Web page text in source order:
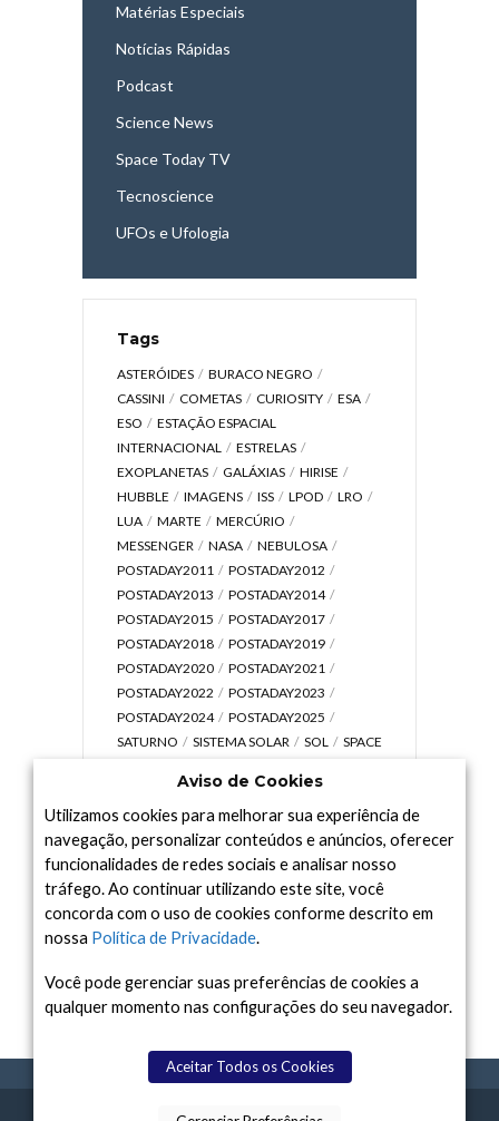
Matérias Especiais
Notícias Rápidas
Podcast
Science News
Space Today TV
Tecnoscience
UFOs e Ufologia
Tags
ASTERÓIDES
BURACO NEGRO
CASSINI
COMETAS CURIOSITY
ESA
ESO
ESTAÇÃO ESPACIAL
INTERNACIONAL
ESTRELAS
EXOPLANETAS
GALÁXIAS
HIRISE
HUBBLE
IMAGENS ISS LPOD
LRO
LUA
MARTE
MERCÚRIO
MESSENGER
NASA
NEBULOSA
POSTADAY2011
POSTADAY2012
POSTADAY2013
POSTADAY2014
POSTADAY2015
POSTADAY2017
POSTADAY2018
POSTADAY2019
POSTADAY2020
POSTADAY2021
POSTADAY2022
POSTADAY2023
POSTADAY2024
POSTADAY2025
SATURNO
SISTEMA SOLAR SOL
SPACE
UNIVERSO
VÍDEO
Arquivo
Arquivo
Aviso de Cookies
Utilizamos cookies para melhorar sua experiência de
navegação, personalizar conteúdos e anúncios, oferecer
funcionalidades de redes sociais e analisar nosso
tráfego. Ao continuar utilizando este site, você
concorda com o uso de cookies conforme descrito em
nossa Política de Privacidade.
Você pode gerenciar suas preferências de cookies a
qualquer momento nas configurações do seu navegador.
Aceitar Todos os Cookies